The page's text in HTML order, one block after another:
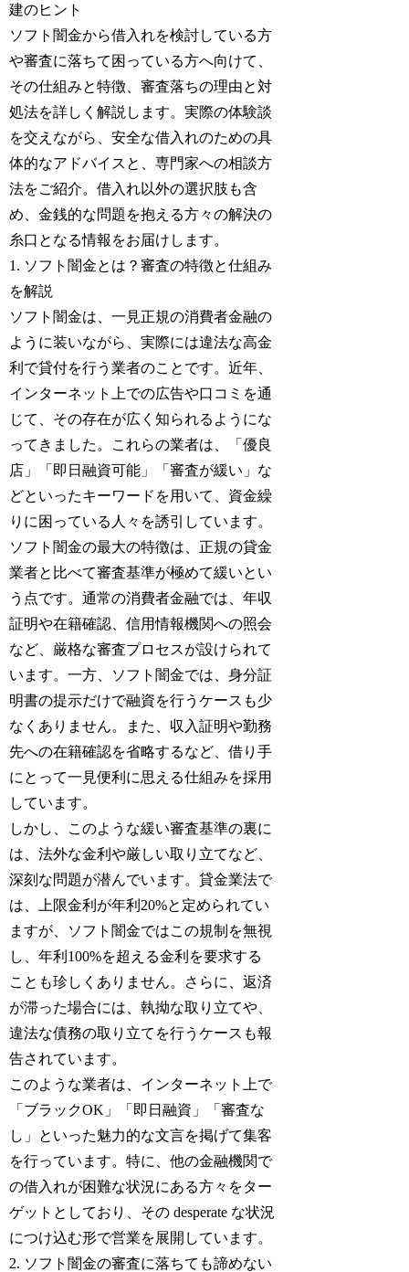
建のヒント
ソフト闇金から借入れを検討している方
や審査に落ちて困っている方へ向けて、
その仕組みと特徴、審査落ちの理由と対
処法を詳しく解説します。実際の体験談
を交えながら、安全な借入れのための具
体的なアドバイスと、専門家への相談方
法をご紹介。借入れ以外の選択肢も含
め、金銭的な問題を抱える方々の解決の
糸口となる情報をお届けします。
1. ソフト闇金とは？審査の特徴と仕組み
を解説
ソフト闇金は、一見正規の消費者金融の
ように装いながら、実際には違法な高金
利で貸付を行う業者のことです。近年、
インターネット上での広告や口コミを通
じて、その存在が広く知られるようにな
ってきました。これらの業者は、「優良
店」「即日融資可能」「審査が緩い」な
どといったキーワードを用いて、資金繰
りに困っている人々を誘引しています。
ソフト闇金の最大の特徴は、正規の貸金
業者と比べて審査基準が極めて緩いとい
う点です。通常の消費者金融では、年収
証明や在籍確認、信用情報機関への照会
など、厳格な審査プロセスが設けられて
います。一方、ソフト闇金では、身分証
明書の提示だけで融資を行うケースも少
なくありません。また、収入証明や勤務
先への在籍確認を省略するなど、借り手
にとって一見便利に思える仕組みを採用
しています。
しかし、このような緩い審査基準の裏に
は、法外な金利や厳しい取り立てなど、
深刻な問題が潜んでいます。貸金業法で
は、上限金利が年利20%と定められてい
ますが、ソフト闇金ではこの規制を無視
し、年利100%を超える金利を要求する
ことも珍しくありません。さらに、返済
が滞った場合には、執拗な取り立てや、
違法な債務の取り立てを行うケースも報
告されています。
このような業者は、インターネット上で
「ブラックOK」「即日融資」「審査な
し」といった魅力的な文言を掲げて集客
を行っています。特に、他の金融機関で
の借入れが困難な状況にある方々をター
ゲットとしており、その desperate な状況
につけ込む形で営業を展開しています。
2. ソフト闇金の審査に落ちても諦めない